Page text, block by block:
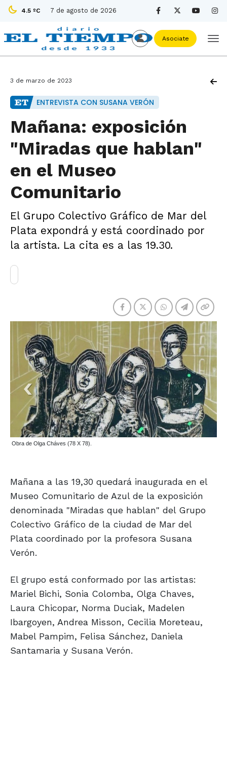
4.5 ºC 7 de agosto de 2026
Asociate
3 de marzo de 2023
ENTREVISTA CON SUSANA VERÓN
Mañana: exposición
"Miradas que hablan"
en el Museo
Comunitario
El Grupo Colectivo Gráfico de Mar del
Plata expondrá y está coordinado por
la artista. La cita es a las 19.30.
Obra de Olga Cháves (78 X 78).
Mañana a las 19,30 quedará inaugurada en el
Museo Comunitario de Azul de la exposición
denominada "Miradas que hablan" del Grupo
Colectivo Gráfico de la ciudad de Mar del
Plata coordinado por la profesora Susana
Verón.
El grupo está conformado por las artistas:
Mariel Bichi, Sonia Colomba, Olga Chaves,
Laura Chicopar, Norma Duciak, Madelen
Ibargoyen, Andrea Misson, Cecilia Moreteau,
Mabel Pampim, Felisa Sánchez, Daniela
Santamaria y Susana Verón.